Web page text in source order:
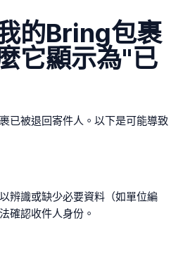
的Bring包裹
它顯示為"已
已被退回寄件人。以下是可能導致
辨識或缺少必要資料（如單位編
確認收件人身份。